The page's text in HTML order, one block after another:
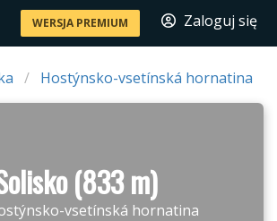
WERSJA PREMIUM Zaloguj się
Hostýnsko-vsetínská hornatina
(833 m)
vsetínská hornatina